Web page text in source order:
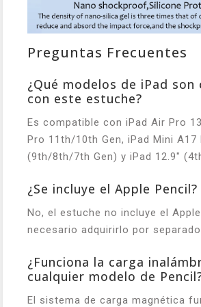
Preguntas Frecuentes
¿Qué modelos de iPad
con este estuche?
Es compatible con iPad Air Pro
Pro 11th/10th Gen, iPad Mini A17
(9th/8th/7th Gen) y iPad 12.9"
¿Se incluye el Apple Pencil?
No, el estuche no incluye el
necesario adquirirlo por
¿Funciona la carga
cualquier modelo de
El sistema de carga magnética